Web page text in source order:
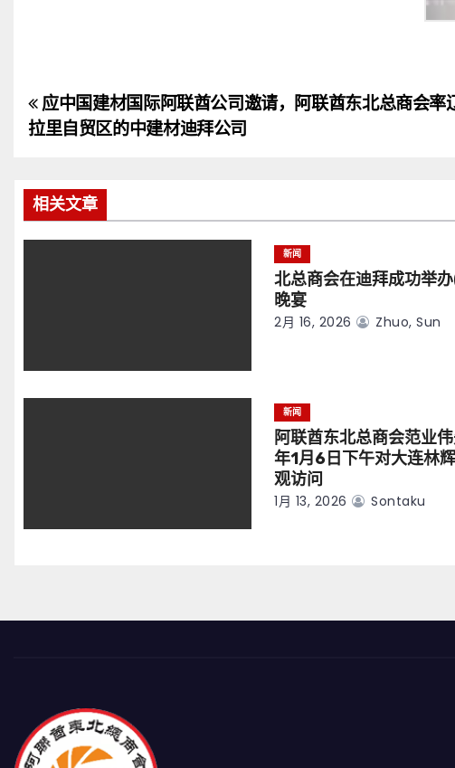
文
章
导
航
应中国建材国际阿联酋公司邀请，阿联酋东北总商会
拉里自贸区的中建材迪拜公司
相关文章
新闻
北总商会在迪拜成功举
晚宴
2月 16, 2026 Zhuo, Sun
新闻
阿联酋东北总商会范业
年1月6日下午对大连林
观访问
1月 13, 2026 Sontaku